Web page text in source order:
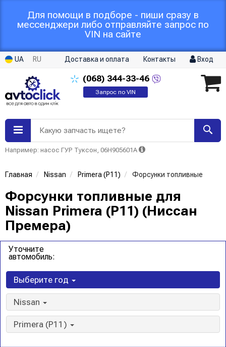
Для помощи в подборе - пиши сразу в
мессенджери либо отправляйте запрос по
VIN на сайте
UA RU Доставка и оплата Контакты Вход
(068) 344-33-46
Запрос по VIN
Какую запчасть ищете?
Например: насос ГУР Туксон, 06H905601A
Главная Nissan Primera (P11) Форсунки топливные
Форсунки топливные для
Nissan Primera (P11) (Ниссан
Премера)
Уточните
автомобиль:
Выберите год
Nissan
Primera (P11)